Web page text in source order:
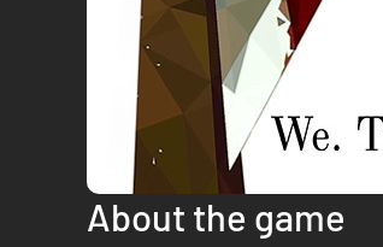
About the game